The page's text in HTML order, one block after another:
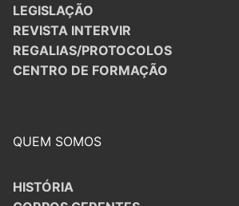
LEGISLAÇÃO
REVISTA INTERVIR
REGALIAS/PROTOCOLOS
CENTRO DE FORMAÇÃO
QUEM SOMOS
HISTÓRIA